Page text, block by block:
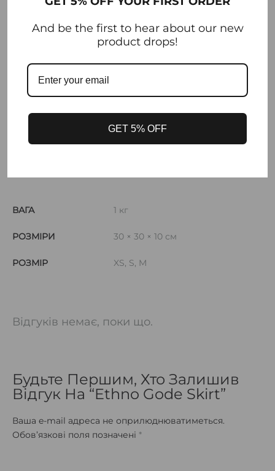
Склад корсет:95% поліестер, 5% бавовна
Склад спідниця:100% бавовна
Параметри моделі на фото: 87-62-90 см.
Зріст моделі на фото: 173 см.
ВАГА 1 кг
РОЗМІРИ 30 × 30 × 10 см
РОЗМІР XS, S, M
Відгуків немає, поки що.
Будьте Першим, Хто Залишив
Відгук На “Ethno Gode Skirt”
Ваша e-mail адреса не оприлюднюватиметься.
Обов’язкові поля позначені *
And be the first to hear about our new
product drops!
GET 5% OFF